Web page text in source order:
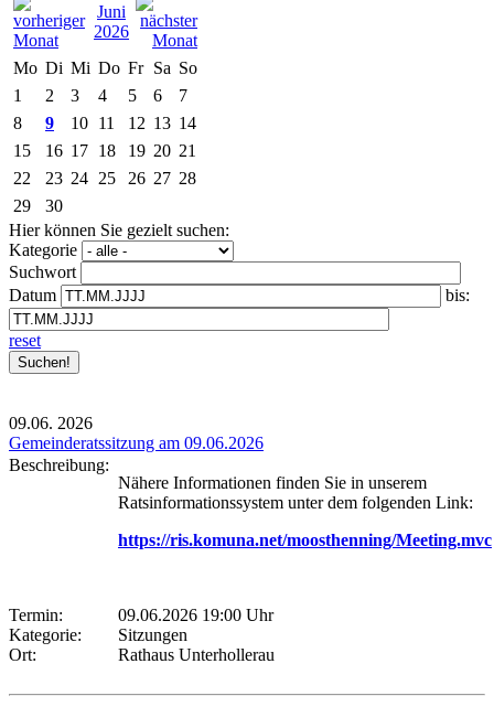
Juni
2026
Mo Di Mi Do Fr Sa So
1
2 3 4 5 6
7
8
9 10 11 12 13 14
15
16 17 18 19 20 21
22
23 24 25 26 27 28
29
30
Hier können Sie gezielt suchen:
Kategorie
Suchwort
Datum
bis:
reset
09.06. 2026
Gemeinderatssitzung am 09.06.2026
Beschreibung:
Nähere Informationen finden Sie in unserem
Ratsinformationssystem unter dem folgenden Link:
https://ris.komuna.net/moosthenning/Meeting.mvc
Termin:
09.06.2026 19:00 Uhr
Kategorie:
Sitzungen
Ort:
Rathaus Unterhollerau